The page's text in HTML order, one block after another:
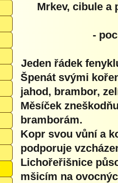
Mrkev, cibule a
-
Jeden řádek
Špenát svými
jahod, brambor,
Měsíček
bramborám.
Kopr svou vůní a
podporuje
Lichořeřišnice
mšicím na